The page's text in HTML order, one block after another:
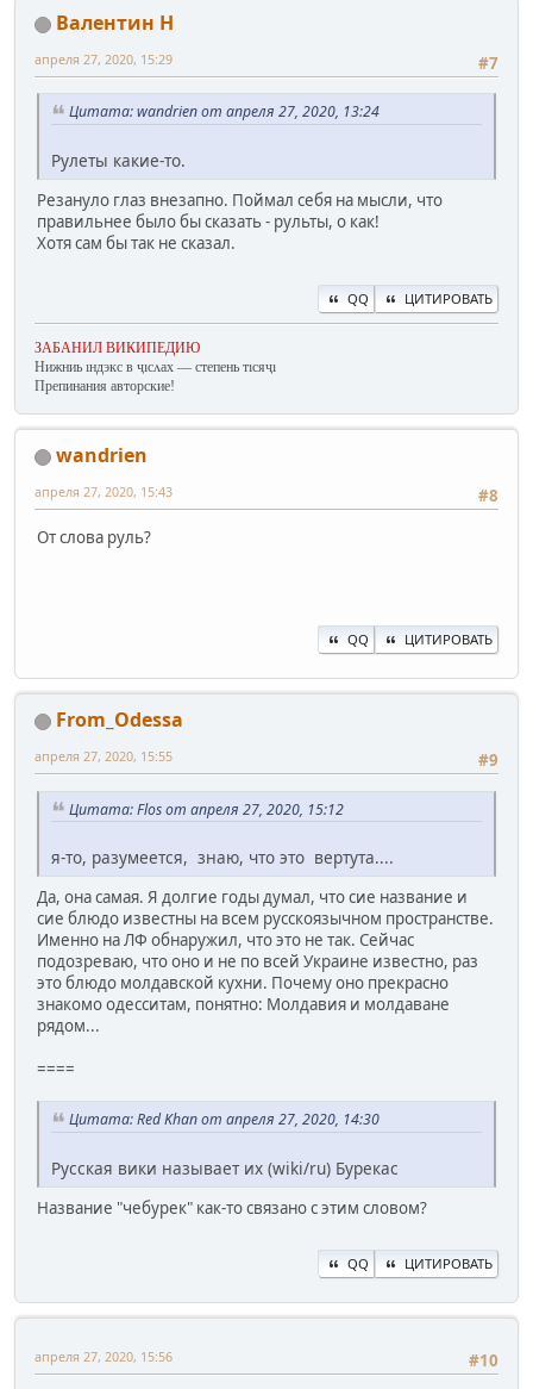
Валентин Н
#7
апреля 27, 2020, 15:29
Цитата: wandrien от апреля 27, 2020, 13:24
Рулеты какие-то.
Резануло глаз внезапно. Поймал себя на мысли, что
правильнее было бы сказать - рульты, о как!
Хотя сам бы так не сказал.
QQ ЦИТИРОВАТЬ
ЗАБАНИЛ ВИКИПЕДИЮ
Нижниь ıндэкс в ҷıсʌах — степень тıсяҷı
Препинания авторские!
wandrien
#8
апреля 27, 2020, 15:43
От слова руль?
QQ ЦИТИРОВАТЬ
From_Odessa
#9
апреля 27, 2020, 15:55
Цитата: Flos от апреля 27, 2020, 15:12
я-то, разумеется, знаю, что это вертута....
Да, она самая. Я долгие годы думал, что сие название и
сие блюдо известны на всем русскоязычном пространстве.
Именно на ЛФ обнаружил, что это не так. Сейчас
подозреваю, что оно и не по всей Украине известно, раз
это блюдо молдавской кухни. Почему оно прекрасно
знакомо одесситам, понятно: Молдавия и молдаване
рядом...
====
Цитата: Red Khan от апреля 27, 2020, 14:30
Русская вики называет их (wiki/ru) Бурекас
Название "чебурек" как-то связано с этим словом?
QQ ЦИТИРОВАТЬ
#10
апреля 27, 2020, 15:56